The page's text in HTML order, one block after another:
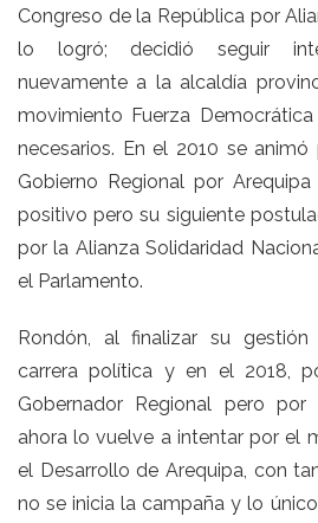
Congreso de la República por
lo logró; decidió seguir
nuevamente a la alcaldía
movimiento Fuerza
necesarios. En el 2010 se
Gobierno Regional por
positivo pero su siguiente
por la Alianza Solidaridad
el Parlamento.
Rondón, al finalizar su
carrera política y en el 2018,
Gobernador Regional pero por
ahora lo vuelve a intentar por el
el Desarrollo de Arequipa, con
no se inicia la campaña y lo